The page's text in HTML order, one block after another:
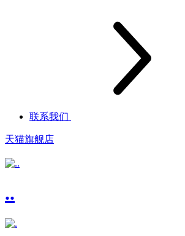
联系我们
天猫旗舰店
..